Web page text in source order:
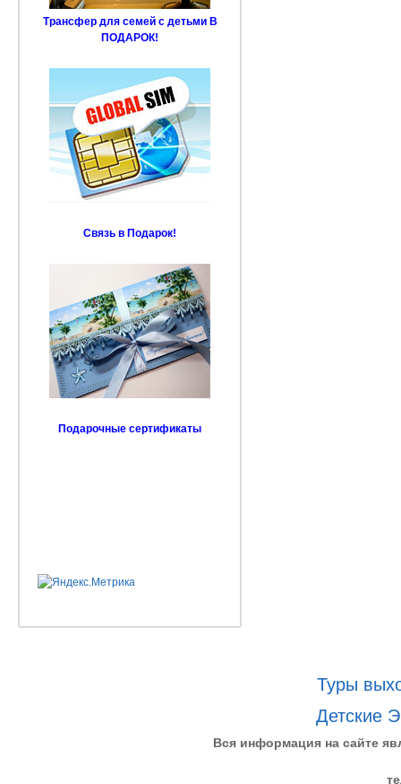
Трансфер для семей с детьми В
ПОДАРОК!
Связь в Подарок!
Подарочные сертификаты
Туры
Детские
Вся информация на сайте